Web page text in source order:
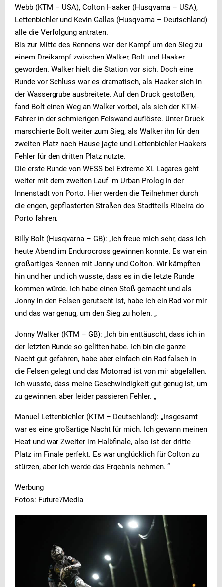
Webb (KTM – USA), Colton Haaker (Husqvarna – USA),
Lettenbichler und Kevin Gallas (Husqvarna – Deutschland)
alle die Verfolgung antraten.
Bis zur Mitte des Rennens war der Kampf um den Sieg zu
einem Dreikampf zwischen Walker, Bolt und Haaker
geworden. Walker hielt die Station vor sich. Doch eine
Runde vor Schluss war es dramatisch, als Haaker sich in
der Wassergrube ausbreitete. Auf den Druck gestoßen,
fand Bolt einen Weg an Walker vorbei, als sich der KTM-
Fahrer in der schmierigen Felswand auflöste. Unter Druck
marschierte Bolt weiter zum Sieg, als Walker ihn für den
zweiten Platz nach Hause jagte und Lettenbichler Haakers
Fehler für den dritten Platz nutzte.
Die erste Runde von WESS bei Extreme XL Lagares geht
weiter mit dem zweiten Lauf im Urban Prolog in der
Innenstadt von Porto. Hier werden die Teilnehmer durch
die engen, gepflasterten Straßen des Stadtteils Ribeira do
Porto fahren.
Billy Bolt (Husqvarna – GB): „Ich freue mich sehr, dass ich
heute Abend im Endurocross gewinnen konnte. Es war ein
großartiges Rennen mit Jonny und Colton. Wir kämpften
hin und her und ich wusste, dass es in die letzte Runde
kommen würde. Ich habe einen Stoß gemacht und als
Jonny in den Felsen gerutscht ist, habe ich ein Rad vor mir
und das war genug, um den Sieg zu holen. „
Jonny Walker (KTM – GB): „Ich bin enttäuscht, dass ich in
der letzten Runde so gelitten habe. Ich bin die ganze
Nacht gut gefahren, habe aber einfach ein Rad falsch in
die Felsen gelegt und das Motorrad ist von mir abgefallen.
Ich wusste, dass meine Geschwindigkeit gut genug ist, um
zu gewinnen, aber leider passieren Fehler. „
Manuel Lettenbichler (KTM – Deutschland): „Insgesamt
war es eine großartige Nacht für mich. Ich gewann meinen
Heat und war Zweiter im Halbfinale, also ist der dritte
Platz im Finale perfekt. Es war unglücklich für Colton zu
stürzen, aber ich werde das Ergebnis nehmen. “
Werbung
Fotos: Future7Media